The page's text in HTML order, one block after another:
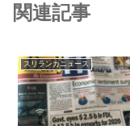
関連記事
スリランカニュース